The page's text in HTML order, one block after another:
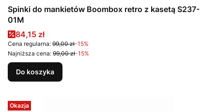
Spinki do mankietów Boombox retro z kasetą S237-
01M
Cena promocyjna
84,15 zł
Cena regularna: 99,00 zł-15%
Najniższa cena: 99,00 zł-15%
Do koszyka
Okazja